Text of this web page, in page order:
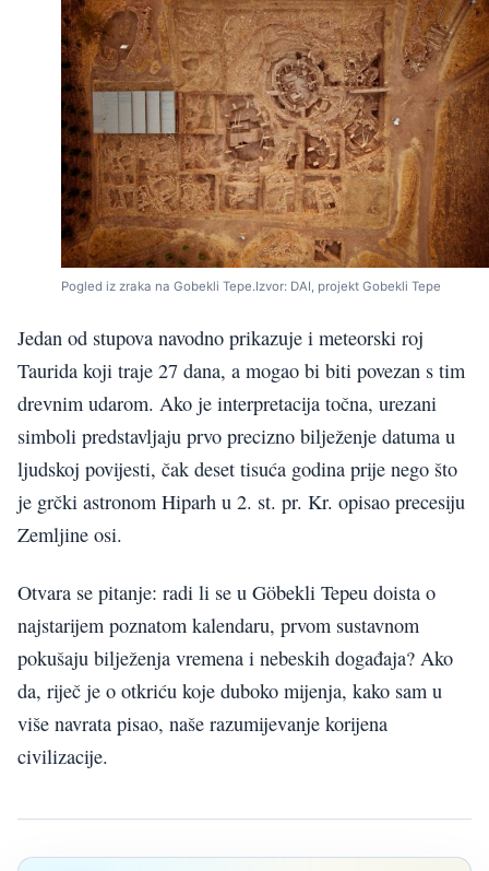
Pogled iz zraka na Gobekli Tepe.Izvor: DAI, projekt Gobekli Tepe
Jedan od stupova navodno prikazuje i meteorski roj
Taurida koji traje 27 dana, a mogao bi biti povezan s tim
drevnim udarom. Ako je interpretacija točna, urezani
simboli predstavljaju prvo precizno bilježenje datuma u
ljudskoj povijesti, čak deset tisuća godina prije nego što
je grčki astronom Hiparh u 2. st. pr. Kr. opisao precesiju
Zemljine osi.
Otvara se pitanje: radi li se u Göbekli Tepeu doista o
najstarijem poznatom kalendaru, prvom sustavnom
pokušaju bilježenja vremena i nebeskih događaja? Ako
da, riječ je o otkriću koje duboko mijenja, kako sam u
više navrata pisao, naše razumijevanje korijena
civilizacije.